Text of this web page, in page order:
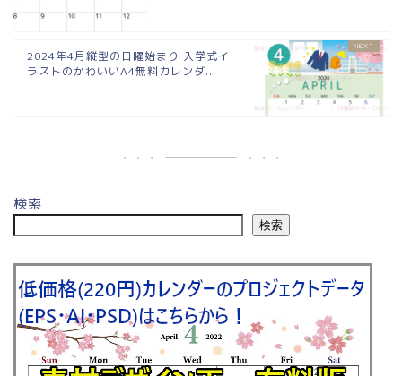
2024年4月縦型の日曜始まり 入学式イ
ラストのかわいいA4無料カレンダ...
検索
検索